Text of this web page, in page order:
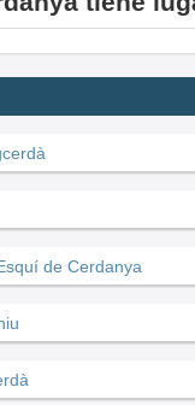
de Cerdanya